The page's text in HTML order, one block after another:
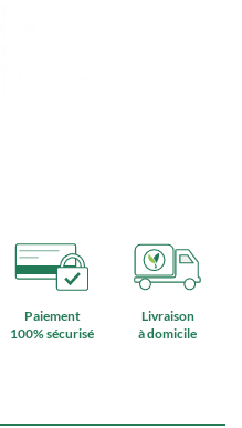
Paiement
100% sécurisé
Livraison
à domicile